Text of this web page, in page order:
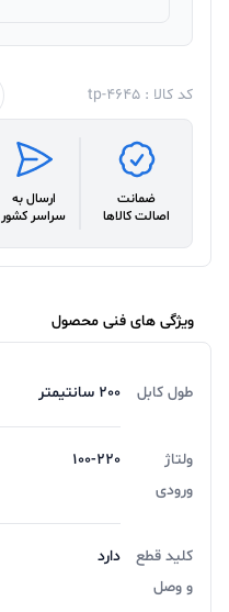
کد کالا : tp-4645
ضمانت
اصالت کالاها
ارسال به
سراسر کشور
ویژگی های فنی محصول
طول کابل 200 سانتیمتر
ولتاژ
ورودی
100-220
کلید قطع
و وصل
دارد